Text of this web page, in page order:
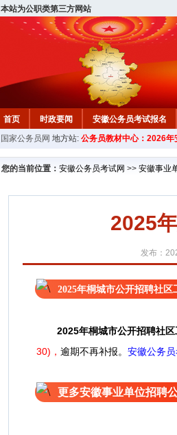
本站为公职类第三方网站
首页 时政要闻 安徽公务员考试报名
安徽公务员行测试题 在线咨询 教材中
国家公务员网 地方站: 公务员教材中心：2026年
您的当前位置： 安徽公务员考试网 >> 安徽事业
2025
发布：
2025年桐城市公开招聘社区
2025年桐城市公开招聘社
30)， 逾期不再补报。 安徽公务
更多安徽事业单位招聘